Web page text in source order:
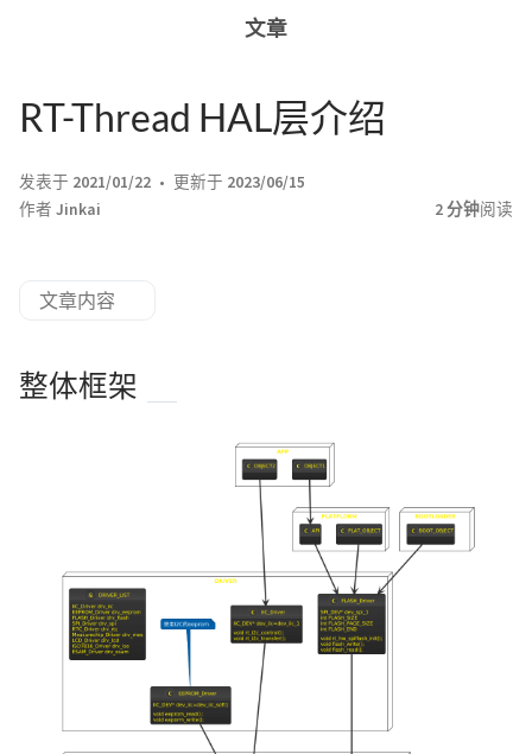
文章
RT-Thread HAL层介绍
发表于 2021/01/22 更新于 2023/06/15
作者 Jinkai 2 分钟阅读
文章内容
整体框架